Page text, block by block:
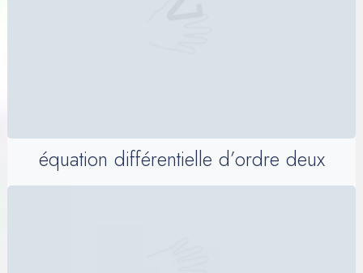
équation différentielle d’ordre deux